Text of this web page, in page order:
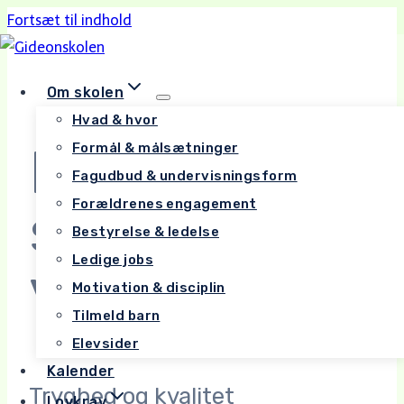
Fortsæt til indhold
Om skolen
Hvad & hvor
Formål & målsætninger
Fagudbud & undervisningsform
Forældrenes engagement
Bestyrelse & ledelse
Ledige jobs
Motivation & disciplin
Tilmeld barn
Elevsider
Kalender
En kristen
skole på
vestegnen
Tryghed og kvalitet